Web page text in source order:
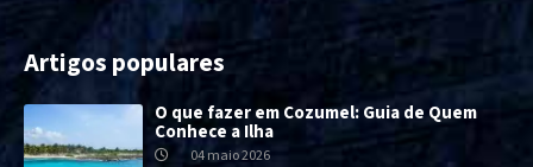
Artigos populares
O que fazer em Cozumel: Guia de Quem
Conhece a Ilha
04 maio 2026